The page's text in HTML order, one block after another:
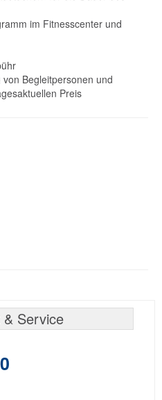
im Fitnesscenter und
Begleitpersonen und
Preis
& Service